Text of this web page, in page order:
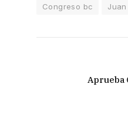
Congreso bc
Aprueba